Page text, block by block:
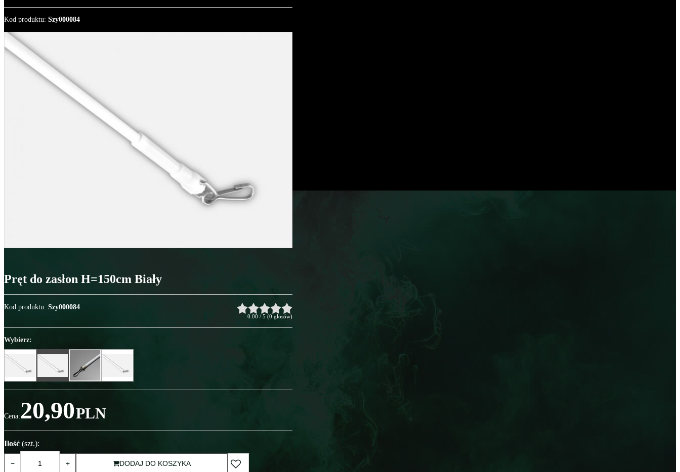
Kod produktu: Szy000084
Pręt do zasłon H=150cm Biały
Kod produktu: Szy000084
0.00 / 5 (0 głosów)
Wybierz:
Cena: 20,90PLN
Ilość (szt.):
− + DODAJ DO KOSZYKA